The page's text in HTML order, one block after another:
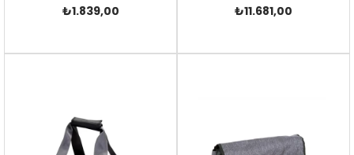
₺1.839,00 ₺11.681,00